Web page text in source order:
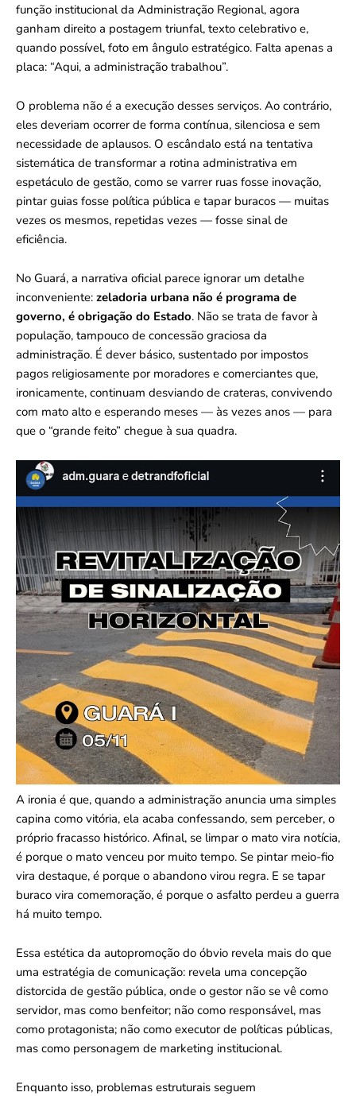
função institucional da Administração Regional, agora
ganham direito a postagem triunfal, texto celebrativo e,
quando possível, foto em ângulo estratégico. Falta apenas a
placa: “Aqui, a administração trabalhou”.
O problema não é a execução desses serviços. Ao contrário,
eles deveriam ocorrer de forma contínua, silenciosa e sem
necessidade de aplausos. O escândalo está na tentativa
sistemática de transformar a rotina administrativa em
espetáculo de gestão, como se varrer ruas fosse inovação,
pintar guias fosse política pública e tapar buracos — muitas
vezes os mesmos, repetidas vezes — fosse sinal de
eficiência.
No Guará, a narrativa oficial parece ignorar um detalhe
inconveniente: zeladoria urbana não é programa de
governo, é obrigação do Estado. Não se trata de favor à
população, tampouco de concessão graciosa da
administração. É dever básico, sustentado por impostos
pagos religiosamente por moradores e comerciantes que,
ironicamente, continuam desviando de crateras, convivendo
com mato alto e esperando meses — às vezes anos — para
que o “grande feito” chegue à sua quadra.
A ironia é que, quando a administração anuncia uma simples
capina como vitória, ela acaba confessando, sem perceber, o
próprio fracasso histórico. Afinal, se limpar o mato vira notícia,
é porque o mato venceu por muito tempo. Se pintar meio-fio
vira destaque, é porque o abandono virou regra. E se tapar
buraco vira comemoração, é porque o asfalto perdeu a guerra
há muito tempo.
Essa estética da autopromoção do óbvio revela mais do que
uma estratégia de comunicação: revela uma concepção
distorcida de gestão pública, onde o gestor não se vê como
servidor, mas como benfeitor; não como responsável, mas
como protagonista; não como executor de políticas públicas,
mas como personagem de marketing institucional.
Enquanto isso, problemas estruturais seguem